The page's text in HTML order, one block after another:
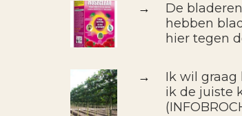
→
De
hebben
hier tegen
→
Ik wil
ik de juiste